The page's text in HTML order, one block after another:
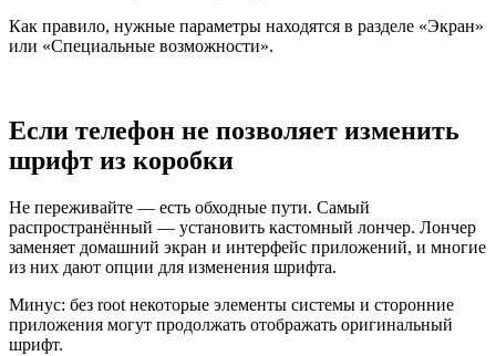
Как правило, нужные параметры находятся в разделе «Экран»
или «Специальные возможности».
Если телефон не позволяет изменить
шрифт из коробки
Не переживайте — есть обходные пути. Самый
распространённый — установить кастомный лончер. Лончер
заменяет домашний экран и интерфейс приложений, и многие
из них дают опции для изменения шрифта.
Минус: без root некоторые элементы системы и сторонние
приложения могут продолжать отображать оригинальный
шрифт.